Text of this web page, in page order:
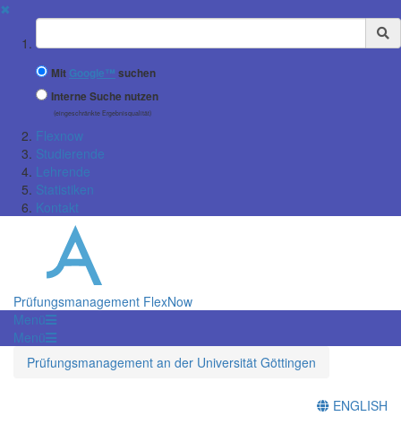
✖
Suchbegriff
Mit Google™ suchen
Interne Suche nutzen
(eingeschränkte Ergebnisqualität)
Flexnow
Studierende
Lehrende
Statistiken
Kontakt
Prüfungsmanagement FlexNow
Menü
Menü
Prüfungsmanagement an der Universität Göttingen
ENGLISH